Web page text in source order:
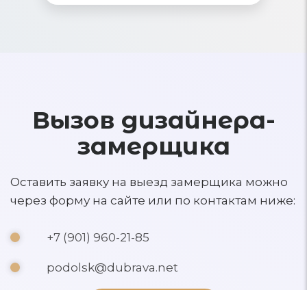
Вызов дизайнера-
замерщика
Оставить заявку на выезд замерщика можно
через форму на сайте или по контактам ниже:
+7 (901) 960-21-85
podolsk@dubrava.net